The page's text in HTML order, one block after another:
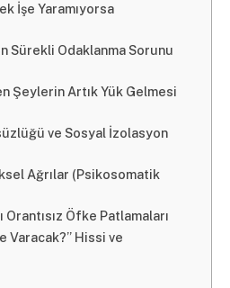
İşe Yaramıyorsa
Sürekli Odaklanma Sorunu
Şeylerin Artık Yük Gelmesi
ve Sosyal İzolasyon
Ağrılar (Psikosomatik
Orantısız Öfke Patlamaları
Varacak?” Hissi ve